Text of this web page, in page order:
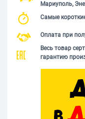
Мариуполь,
Самые
Оплата при
Весь товар
гарантию